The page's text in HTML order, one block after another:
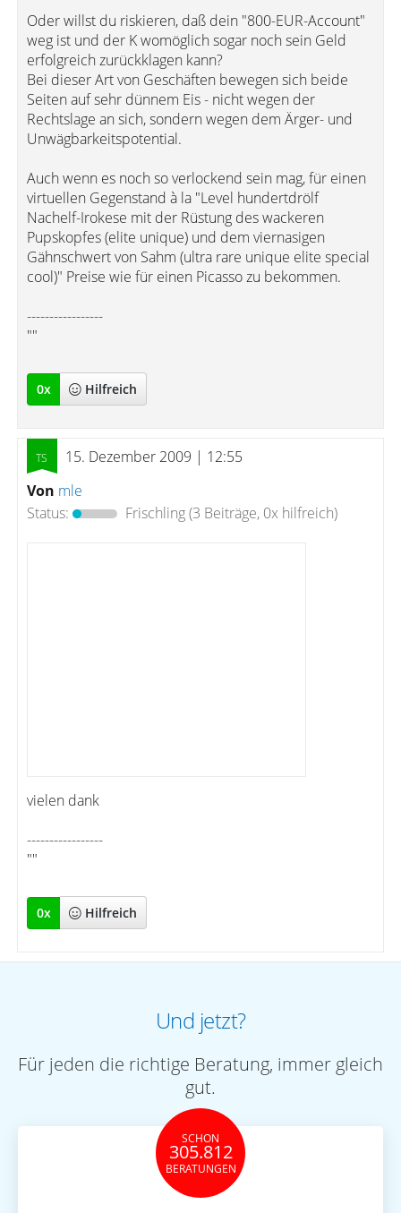
Oder willst du riskieren, daß dein "800-EUR-Account"
weg ist und der K womöglich sogar noch sein Geld
erfolgreich zurückklagen kann?
Bei dieser Art von Geschäften bewegen sich beide
Seiten auf sehr dünnem Eis - nicht wegen der
Rechtslage an sich, sondern wegen dem Ärger- und
Unwägbarkeitspotential.
Auch wenn es noch so verlockend sein mag, für einen
virtuellen Gegenstand à la "Level hundertdrölf
Nachelf-Irokese mit der Rüstung des wackeren
Pupskopfes (elite unique) und dem viernasigen
Gähnschwert von Sahm (ultra rare unique elite special
cool)" Preise wie für einen Picasso zu bekommen.
-----------------
""
0x Hilfreich
15. Dezember 2009 | 12:55
Von mle
Status:
Frischling(3 Beiträge, 0x hilfreich)
vielen dank
-----------------
""
0x Hilfreich
Und jetzt?
Für jeden die richtige Beratung, immer gleich
gut.
SCHON
305.812
BERATUNGEN